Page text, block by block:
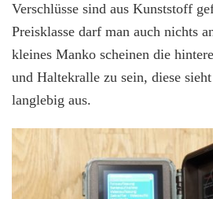
Verschlüsse sind aus Kunststoff
Preisklasse darf man auch nichts
kleines Manko scheinen die
und Haltekralle zu sein, diese
langlebig aus.